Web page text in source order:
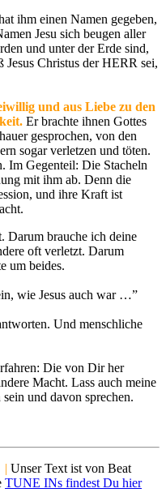
ihm einen Namen gegeben,
Jesu sich beugen aller
und unter der Erde sind,
Jesus Christus der HERR sei,
und aus Liebe zu den
Er brachte ihnen Gottes
gesprochen, von den
sogar verletzen und töten.
Im Gegenteil: Die Stacheln
mit ihm ab. Denn die
und ihre Kraft ist
Darum brauche ich deine
oft verletzt. Darum
um beides.
wie Jesus auch war …”
Und menschliche
Die von Dir her
Macht. Lass auch meine
und davon sprechen.
| Unser Text ist von Beat
TUNE INs findest Du hier